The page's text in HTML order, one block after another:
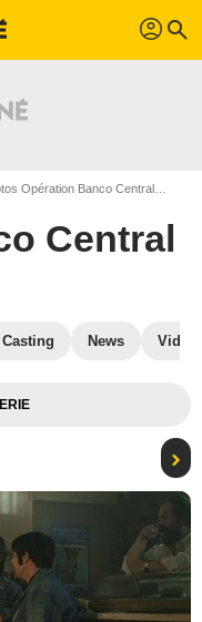
profil search
Opération Banco Central
Central
Casting News